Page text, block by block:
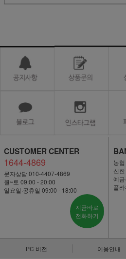
CUSTOMER CENTER
1644-4869
문자상담 010-4407-4869
월~토 09:00 - 20:00
일요일·공휴일 09:00 - 18:00
지금바로
전화하기
농
신
예
플
PC 버전 이용안내